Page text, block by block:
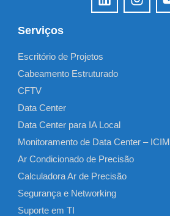
Serviços
Escritório de Projetos
Cabeamento Estruturado
CFTV
Data Center
Data Center para IA Local
Monitoramento de Data Center – ICIM
Ar Condicionado de Precisão
Calculadora Ar de Precisão
Segurança e Networking
Suporte em TI